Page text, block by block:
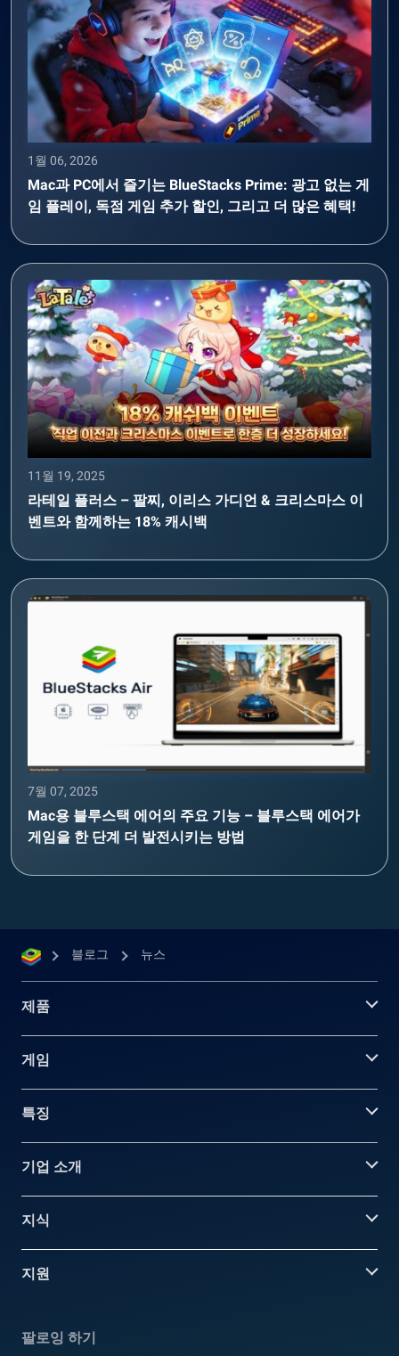
1월 06, 2026
Mac과 PC에서 즐기는 BlueStacks Prime: 광고 없는 게
임 플레이, 독점 게임 추가 할인, 그리고 더 많은 혜택!
11월 19, 2025
라테일 플러스 – 팔찌, 이리스 가디언 & 크리스마스 이
벤트와 함께하는 18% 캐시백
7월 07, 2025
Mac용 블루스택 에어의 주요 기능 – 블루스택 에어가
게임을 한 단계 더 발전시키는 방법
블로그 뉴스
제품
게임
특징
기업 소개
지식
지원
팔로잉 하기